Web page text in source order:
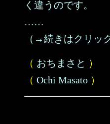
く違うのです。
……
（→続きはクリッ
（ おちまさと ）
（ Ochi Masato ）